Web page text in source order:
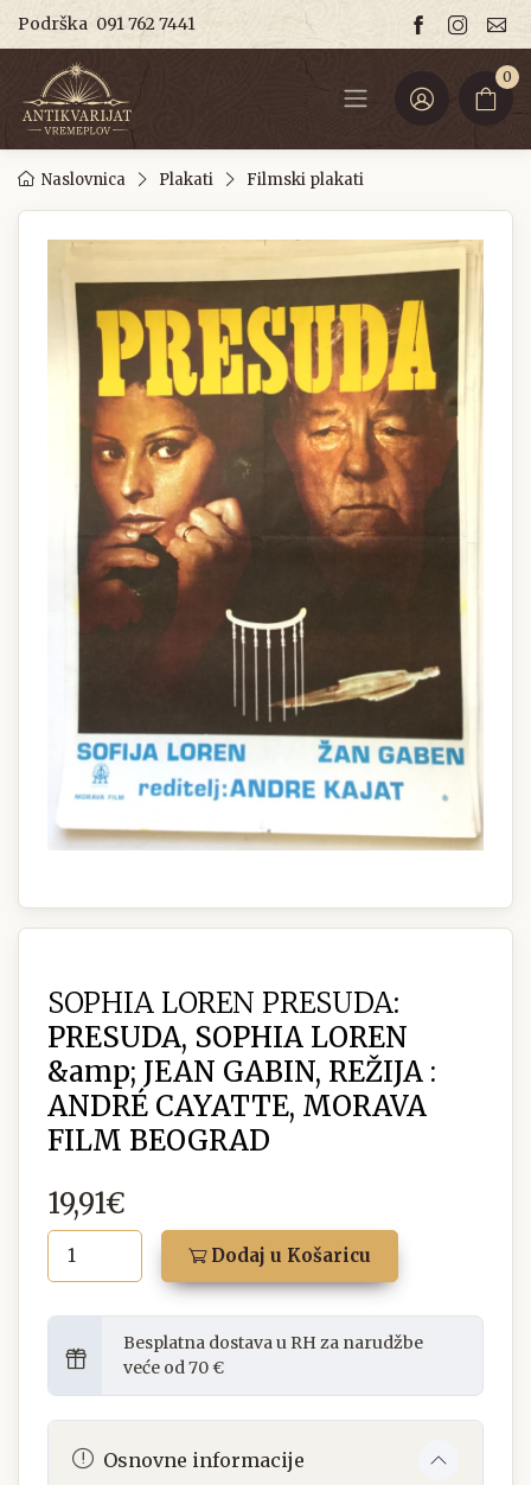
Podrška 091 762 7441
0
Naslovnica Plakati Filmski plakati
SOPHIA LOREN PRESUDA:
PRESUDA, SOPHIA LOREN
&amp; JEAN GABIN, REŽIJA :
ANDRÉ CAYATTE, MORAVA
FILM BEOGRAD
19,91€
Dodaj u Košaricu
Besplatna dostava u RH za narudžbe
veće od 70 €
Osnovne informacije